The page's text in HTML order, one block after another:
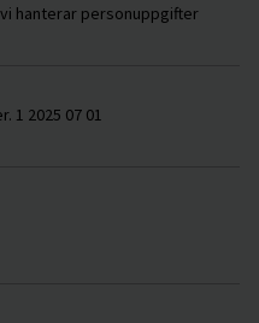
hanterar personuppgifter
1 2025 07 01